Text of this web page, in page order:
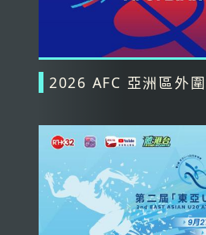
2026 AFC 亞洲區外